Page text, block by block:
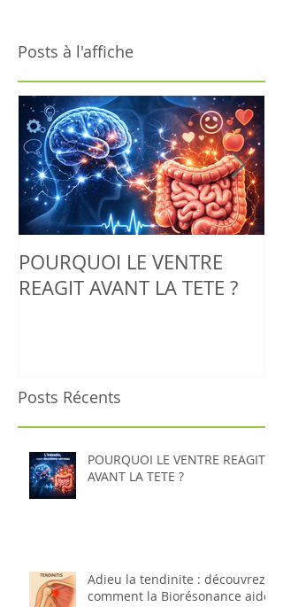
Posts à l'affiche
POURQUOI LE VENTRE
REAGIT AVANT LA TETE ?
Posts Récents
POURQUOI LE VENTRE REAGIT
AVANT LA TETE ?
Adieu la tendinite : découvrez
comment la Biorésonance aide